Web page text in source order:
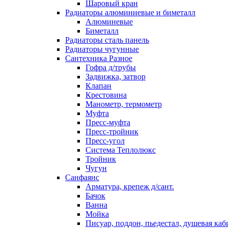
Шаровый кран
Радиаторы алюминиевые и биметалл
Алюминевые
Биметалл
Радиаторы сталь панель
Радиаторы чугунные
Сантехника Разное
Гофра д/трубы
Задвижка, затвор
Клапан
Крестовина
Манометр, термометр
Муфта
Пресс-муфта
Пресс-тройник
Пресс-угол
Система Теплолюкс
Тройник
Чугун
Санфаянс
Арматура, крепеж д/сант.
Бачок
Ванна
Мойка
Писуар, поддон, пьедестал, душевая